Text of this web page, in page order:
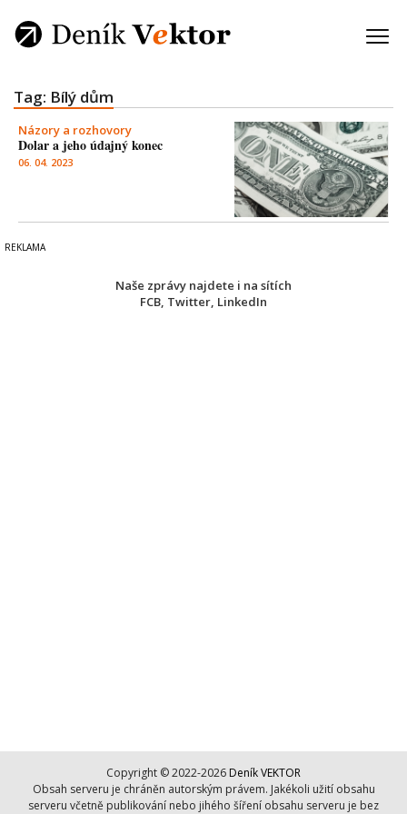
Tag: Bílý dům
Názory a rozhovory
Dolar a jeho údajný konec
06. 04. 2023
Naše zprávy najdete i na sítích
FCB, Twitter, LinkedIn
Copyright © 2022-2026 Deník VEKTOR
Obsah serveru je chráněn autorským právem. Jakékoli užití obsahu
serveru včetně publikování nebo jihého šíření obsahu serveru je bez